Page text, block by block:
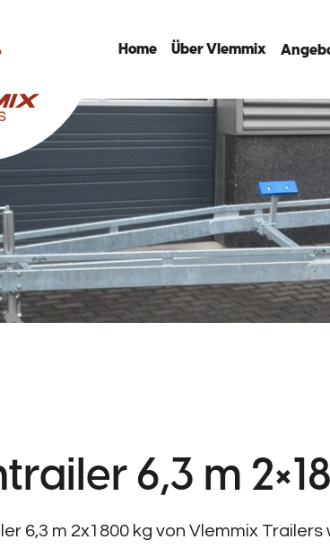
Home Über Vlemmix
6,3 m
6,3 m 2x1800 kg von Vlemmix